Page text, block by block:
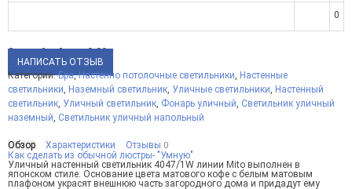
0
Средний рейтинг:0.00
НАПИСАТЬ ОТЗЫВ
Категории:Бра,Настенно потолочные светильники, Настенные
светильники, Наземный светильник, Уличные светильники, Настенный
светильник, Уличный светильник, Фонарь уличный, Светильник уличный
наземный, Светильник уличный напольный
Обзор Характеристики Отзывы 0
Как сделать из обычной люстры- "Умную"
Уличный настенный светильник 4047/1W линии Mito выполнен в
японском стиле. Основание цвета матового кофе с белым матовым
плафоном украсят внешнюю часть загородного дома и придадут ему